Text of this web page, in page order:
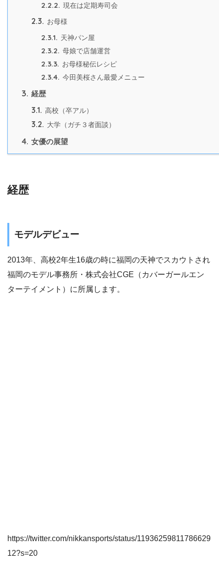
2.2.2. 現在は定期寿司会
2.3. お母様
2.3.1. 天神パン屋
2.3.2. 母娘で店舗運営
2.3.3. お母様秘伝レシピ
2.3.4. 今田美桜さん最愛メニュー
3. 経歴
3.1. 高校（卒アル）
3.2. 大学（ガチ３者面談）
4. 女優の展望
経歴
モデルデビュー
2013年、高校2年生16歳の時に福岡の天神でスカウトされ
福岡のモデル事務所・株式会社CGE（カバーガールエン
ターテイメント）に所属します。
https://twitter.com/nikkansports/status/11936259811786629
12?s=20